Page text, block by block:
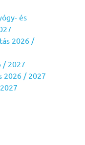
és
2026 /
/ 2027
2026 / 2027